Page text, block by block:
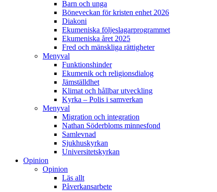
Barn och unga
Böneveckan för kristen enhet 2026
Diakoni
Ekumeniska följeslagarprogrammet
Ekumeniska året 2025
Fred och mänskliga rättigheter
Menyval
Funktionshinder
Ekumenik och religionsdialog
Jämställdhet
Klimat och hållbar utveckling
Kyrka – Polis i samverkan
Menyval
Migration och integration
Nathan Söderbloms minnesfond
Samlevnad
Sjukhuskyrkan
Universitetskyrkan
Opinion
Opinion
Läs allt
Påverkansarbete